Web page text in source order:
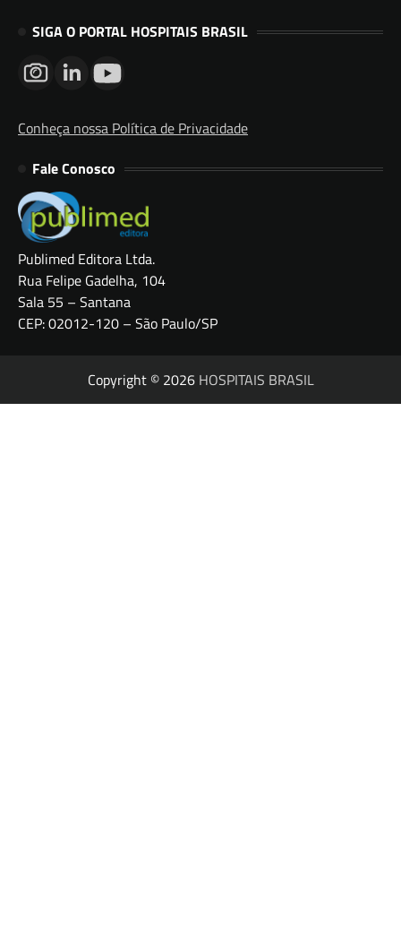
SIGA O PORTAL HOSPITAIS BRASIL
Conheça nossa Política de Privacidade
Fale Conosco
Publimed Editora Ltda.
Rua Felipe Gadelha, 104
Sala 55 – Santana
CEP: 02012-120 – São Paulo/SP
Copyright © 2026 HOSPITAIS BRASIL